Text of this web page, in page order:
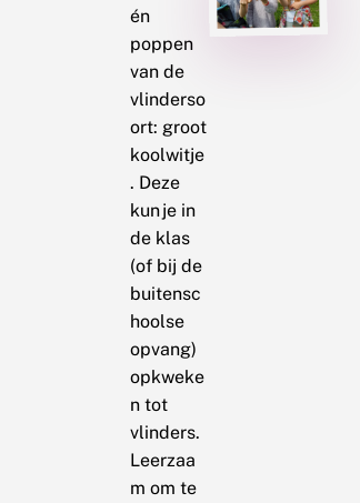
én
poppen
van de
vlinderso
ort: groot
koolwitje
. Deze
kun je in
de klas
(of bij de
buitensc
hoolse
opvang)
opkweke
n tot
vlinders.
Leerzaa
m om te